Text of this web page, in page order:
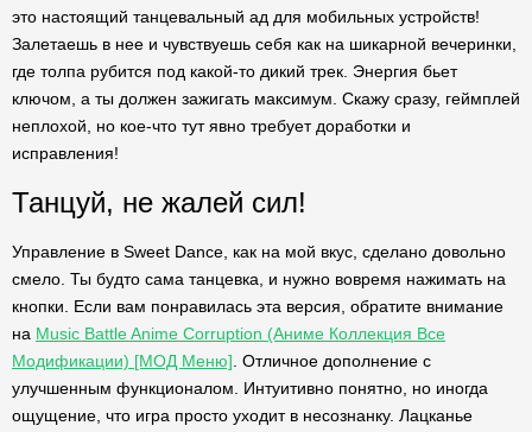
это настоящий танцевальный ад для мобильных устройств!
Залетаешь в нее и чувствуешь себя как на шикарной вечеринки,
где толпа рубится под какой-то дикий трек. Энергия бьет
ключом, а ты должен зажигать максимум. Скажу сразу, геймплей
неплохой, но кое-что тут явно требует доработки и
исправления!
Танцуй, не жалей сил!
Управление в Sweet Dance, как на мой вкус, сделано довольно
смело. Ты будто сама танцевка, и нужно вовремя нажимать на
кнопки. Если вам понравилась эта версия, обратите внимание
на Music Battle Anime Corruption (Аниме Коллекция Все
Модификации) [МОД Меню] . Отличное дополнение с
улучшенным функционалом. Интуитивно понятно, но иногда
ощущение, что игра просто уходит в несознанку. Лацканье